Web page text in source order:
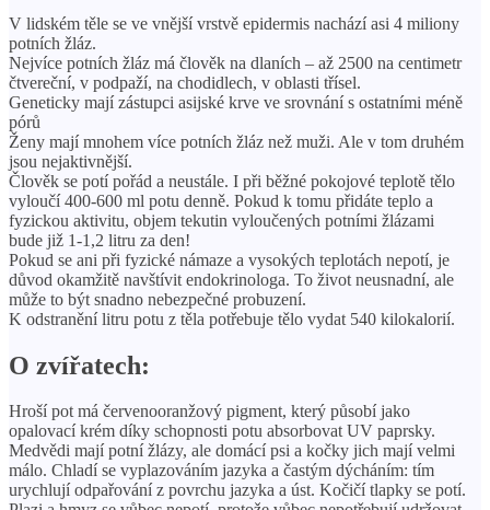
V lidském těle se ve vnější vrstvě epidermis nachází asi 4 miliony
potních žláz.
Nejvíce potních žláz má člověk na dlaních – až 2500 na centimetr
čtvereční, v podpaží, na chodidlech, v oblasti třísel.
Geneticky mají zástupci asijské krve ve srovnání s ostatními méně
pórů
Ženy mají mnohem více potních žláz než muži. Ale v tom druhém
jsou nejaktivnější.
Člověk se potí pořád a neustále. I při běžné pokojové teplotě tělo
vyloučí 400-600 ml potu denně. Pokud k tomu přidáte teplo a
fyzickou aktivitu, objem tekutin vyloučených potními žlázami
bude již 1-1,2 litru za den!
Pokud se ani při fyzické námaze a vysokých teplotách nepotí, je
důvod okamžitě navštívit endokrinologa. To život neusnadní, ale
může to být snadno nebezpečné probuzení.
K odstranění litru potu z těla potřebuje tělo vydat 540 kilokalorií.
O zvířatech:
Hroší pot má červenooranžový pigment, který působí jako
opalovací krém díky schopnosti potu absorbovat UV paprsky.
Medvědi mají potní žlázy, ale domácí psi a kočky jich mají velmi
málo. Chladí se vyplazováním jazyka a častým dýcháním: tím
urychlují odpařování z povrchu jazyka a úst. Kočičí tlapky se potí.